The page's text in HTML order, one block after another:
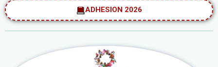
ADHESION 2026